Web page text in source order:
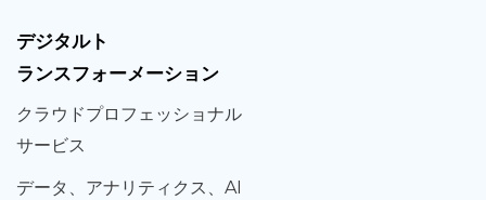
デジタルト
ランスフォーメーション
クラウドプロフェッショナル
サービス
データ、 アナリティクス、 AI